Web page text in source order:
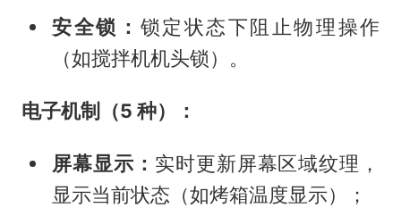
安全锁： 锁定状态下阻止物理操作
（如搅拌机机头锁）。
电子机制（5 种）：
屏幕显示： 实时更新屏幕区域纹理，
显示当前状态（如烤箱温度显示）；